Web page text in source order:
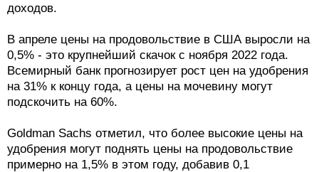
доходов.
В апреле цены на продовольствие в США выросли на
0,5% - это крупнейший скачок с ноября 2022 года.
Всемирный банк прогнозирует рост цен на удобрения
на 31% к концу года, а цены на мочевину могут
подскочить на 60%.
Goldman Sachs отметил, что более высокие цены на
удобрения могут поднять цены на продовольствие
примерно на 1,5% в этом году, добавив 0,1